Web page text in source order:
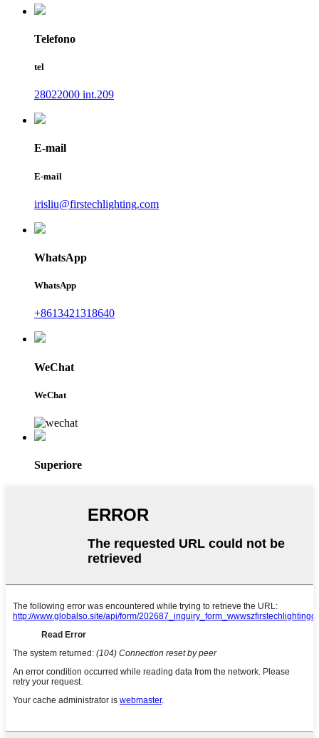
Telefono
tel
28022000 int.209
E-mail
E-mail
irisliu@firstechlighting.com
WhatsApp
WhatsApp
+8613421318640
WeChat
WeChat
Superiore